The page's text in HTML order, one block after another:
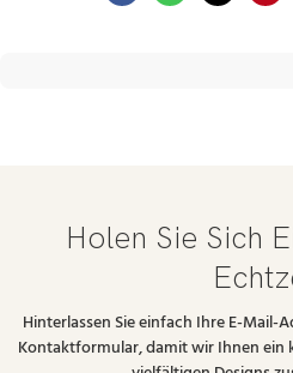
Holen Sie Sich
Hinterlassen Sie einfach Ihre E-Mail-
Kontaktformular, damit wir Ihnen ein